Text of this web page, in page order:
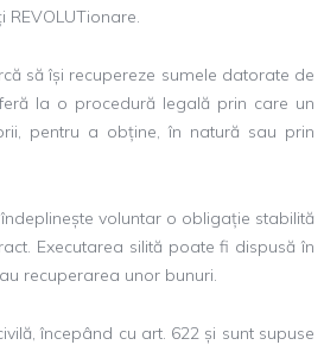
să își recupereze sumele datorate de
la o procedură legală prin care un
pentru a obține, în natură sau prin
voluntar o obligație stabilită
Executarea silită poate fi dispusă în
recuperarea unor bunuri.
începând cu art. 622 și sunt supuse